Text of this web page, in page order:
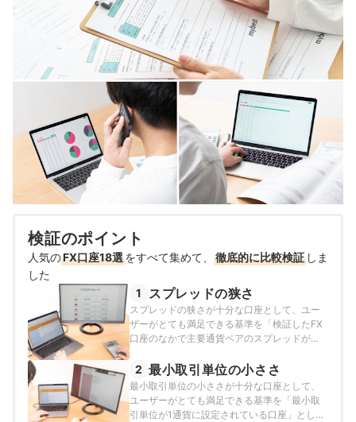
検証のポイント
人気のFX口座18選をすべて集めて、 徹底的に比較検証 しま
した
1
スプレッドの狭さ
スプレッドの狭さが十分な口座として、ユー
ザーがとても満足できる基準を「検証したFX
口座のなかで主要通貨ペアのスプレッドが最
検証を行いました。2026年7月7日時点の情報
をもとに検証を行なっています。
2 最小取引単位の小ささ
最小取引単位の小ささが十分な口座として、
ユーザーがとても満足できる基準を「最小取
引単位が1通貨に設定されている口座」とし、